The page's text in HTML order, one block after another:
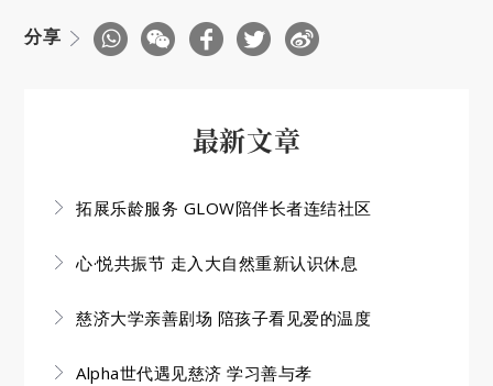
分享
最新文章
拓展乐龄服务 GLOW陪伴长者连结社区
心·悦共振节 走入大自然重新认识休息
慈济大学亲善剧场 陪孩子看见爱的温度
Alpha世代遇见慈济 学习善与孝